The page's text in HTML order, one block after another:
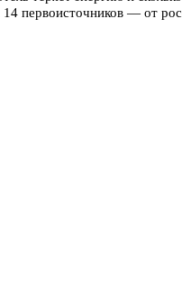
14 первоисточников — от